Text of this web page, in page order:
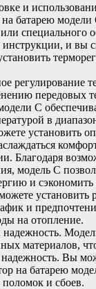
и
на батарею модели
специального
инструкции, и вы
регулирование
передовых
C
в
установить
Благодаря
модель C
и сэкономить
установить
и
на отопление.
надежность.
материалов,
надежность. Вы
на батарею
поломок и сбоев.